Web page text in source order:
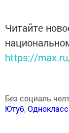
Читайте
https://
Без социаль
Ютуб,